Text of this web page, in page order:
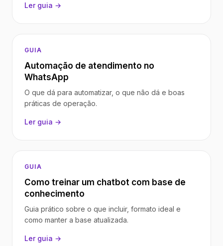
Ler guia →
GUIA
Automação de atendimento no
WhatsApp
O que dá para automatizar, o que não dá e boas
práticas de operação.
Ler guia →
GUIA
Como treinar um chatbot com base de
conhecimento
Guia prático sobre o que incluir, formato ideal e
como manter a base atualizada.
Ler guia →